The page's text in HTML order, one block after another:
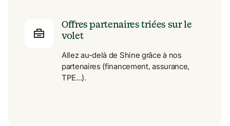
Offres partenaires triées sur le
volet
Allez au-delà de Shine grâce à nos
partenaires (financement, assurance,
TPE...).